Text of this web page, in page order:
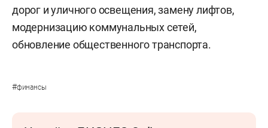
дорог и уличного освещения, замену лифтов,
модернизацию коммунальных сетей,
обновление общественного транспорта.
#финансы